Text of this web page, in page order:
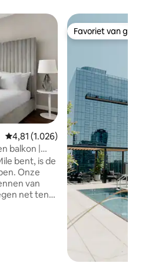
Gemiddelde beoordeling van
4,81 (1.026)
balkon |
bent, is de
Onze
van
net ten
Favoriet van
Favoriet van